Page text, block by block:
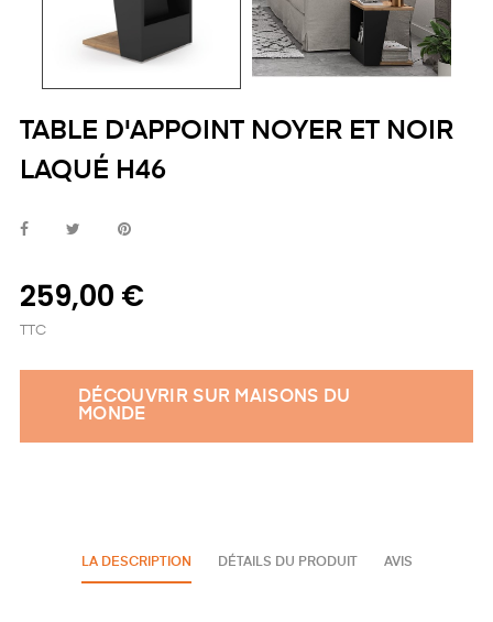
TABLE D'APPOINT NOYER ET NOIR
LAQUÉ H46
259,00 €
TTC
DÉCOUVRIR SUR MAISONS DU
MONDE
LA DESCRIPTION DÉTAILS DU PRODUIT AVIS